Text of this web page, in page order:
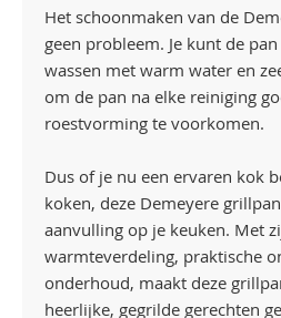
Het schoonmaken van de
geen probleem. Je kunt de
wassen met warm water en
om de pan na elke reiniging
roestvorming te voorkomen.
Dus of je nu een ervaren kok
koken, deze Demeyere
aanvulling op je keuken. Met
warmteverdeling, praktische
onderhoud, maakt deze
heerlijke, gegrilde gerechten